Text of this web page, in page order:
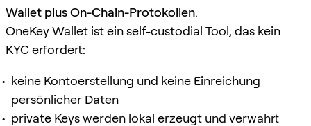
Wallet plus On-Chain-Protokollen.
OneKey Wallet ist ein self-custodial Tool, das kein
KYC erfordert:
keine Kontoerstellung und keine Einreichung
persönlicher Daten
private Keys werden lokal erzeugt und verwahrt